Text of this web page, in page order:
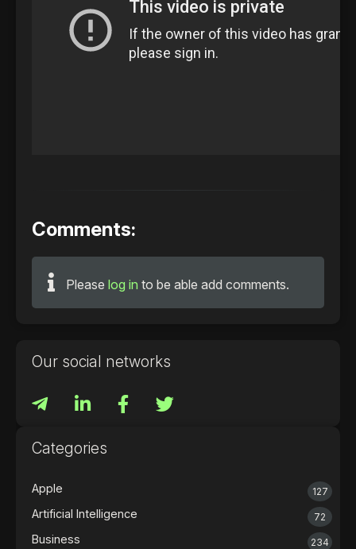
Comments:
Please log in to be able add comments.
Our social networks
Categories
Apple 127
Artificial Intelligence 72
Business 234